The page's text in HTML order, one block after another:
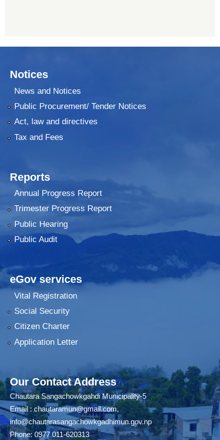
Notices
News and Notices
Public Procurement/ Tender Notices
Act, law and directives
Tax and Fees
Reports
Annual Progress Report
Trimester Progress Report
Public Hearing
Public Audit
eGov services
Vital Registration
Social Security
Citizen Charter
Application Letter
Our Contact Address
Chautara Sangachowkgahdi Municipality-5
Email :chautaramun@gmail.com,
info@chautarasangachowkgadhimun.gov.np
Phone: 0977 011-620313